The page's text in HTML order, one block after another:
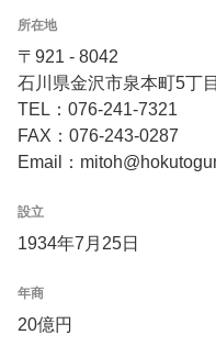
所在地
〒921 - 8042
石川県金沢市泉本町5丁
TEL：076-241-7321
FAX：076-243-0287
Email：
設立
1934年7月25日
年商
20億円